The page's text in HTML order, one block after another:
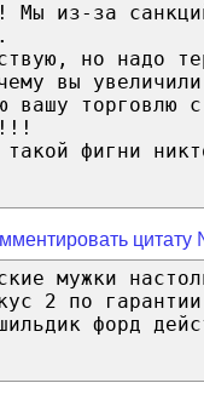
Мы из-за
но надо
вы
вашу торговлю
фигни
мужки
2 по
форд